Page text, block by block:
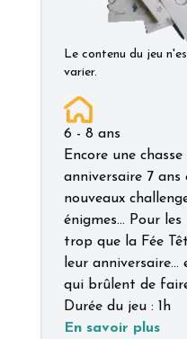
Le contenu du jeu
varier.
6- 8ans
Encore une
anniversaire 7 ans
nouveaux
énigmes... Pour
trop que la Fée
leur
qui brûlent de
Durée du jeu : 1h
En savoir plus